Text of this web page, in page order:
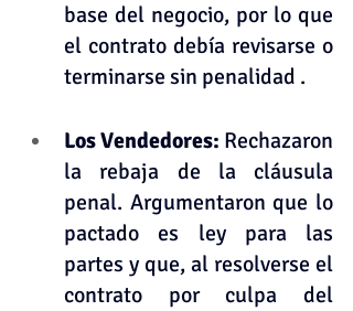
base del negocio, por lo que
el contrato debía revisarse o
terminarse sin penalidad .
Los Vendedores: Rechazaron
la rebaja de la cláusula
penal. Argumentaron que lo
pactado es ley para las
partes y que, al resolverse el
contrato por culpa del